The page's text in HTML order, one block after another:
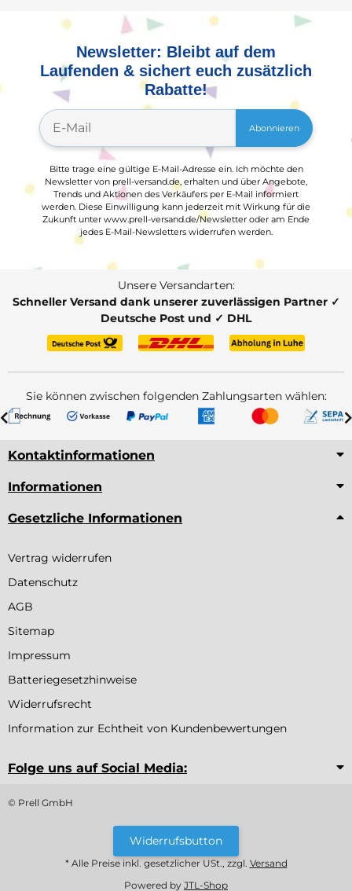
Newsletter: Bleibt auf dem
Laufenden & sichert euch zusätzlich
Rabatte!
Abonnieren
Bitte trage eine gültige E-Mail-Adresse ein. Ich möchte den
Newsletter von prell-versand.de, erhalten und über Angebote,
Trends und Aktionen des Verkäufers per E-Mail informiert
werden. Diese Einwilligung kann jederzeit mit Wirkung für die
Zukunft unter www.prell-versand.de/Newsletter oder am Ende
jedes E-Mail-Newsletters widerrufen werden.
Unsere Versandarten:
Schneller Versand dank unserer zuverlässigen Partner ✓
Deutsche Post und ✓ DHL
Sie können zwischen folgenden Zahlungsarten wählen:
Kontaktinformationen
Informationen
Gesetzliche Informationen
Vertrag widerrufen
Datenschutz
AGB
Sitemap
Impressum
Batteriegesetzhinweise
Widerrufsrecht
Information zur Echtheit von Kundenbewertungen
Folge uns auf Social Media:
© Prell GmbH
Widerrufsbutton
* Alle Preise inkl. gesetzlicher USt., zzgl. Versand
Powered by JTL-Shop